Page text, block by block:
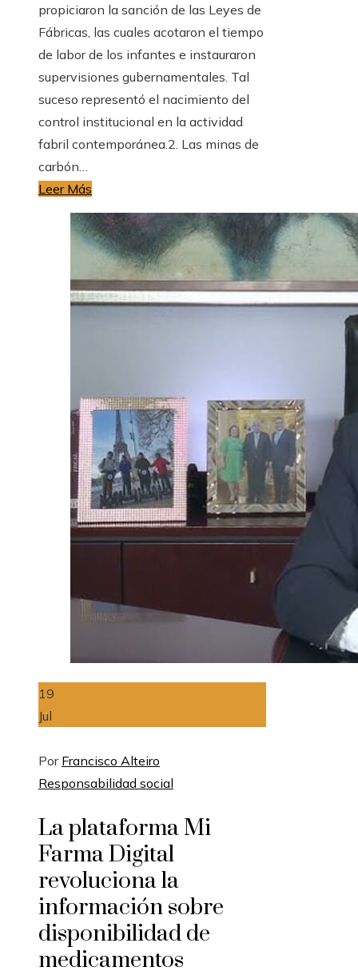
propiciaron la sanción de las Leyes de
Fábricas, las cuales acotaron el tiempo
de labor de los infantes e instauraron
supervisiones gubernamentales. Tal
suceso representó el nacimiento del
control institucional en la actividad
fabril contemporánea.2. Las minas de
carbón…
Leer Más
19
Jul
Por Francisco Alteiro
Responsabilidad social
La plataforma Mi
Farma Digital
revoluciona la
información sobre
disponibilidad de
medicamentos